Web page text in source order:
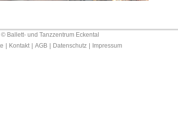
© Ballett- und Tanzzentrum Eckental
Kontakt AGB Datenschutz Impressum